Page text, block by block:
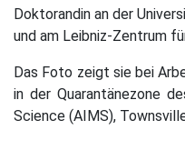
Doktorandin an der
und am Leibniz-Zentrum
Das Foto zeigt sie bei
in der Quarantänezone
Science (AIMS),